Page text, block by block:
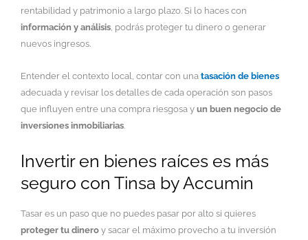
rentabilidad y patrimonio a largo plazo. Si lo haces con
información y análisis, podrás proteger tu dinero o generar
nuevos ingresos.
Entender el contexto local, contar con una tasación de bienes
adecuada y revisar los detalles de cada operación son pasos
que influyen entre una compra riesgosa y un buen negocio de
inversiones inmobiliarias
Invertir en bienes raíces es más
seguro con Tinsa by Accumin
Tasar es un paso que no puedes pasar por alto si quieres
proteger tu dinero y sacar el máximo provecho a tu inversión